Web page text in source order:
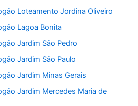
Loteamento Jordina Oliveiro
Lagoa Bonita
Jardim São Pedro
Jardim São Paulo
Jardim Minas Gerais
Jardim Mercedes Maria de